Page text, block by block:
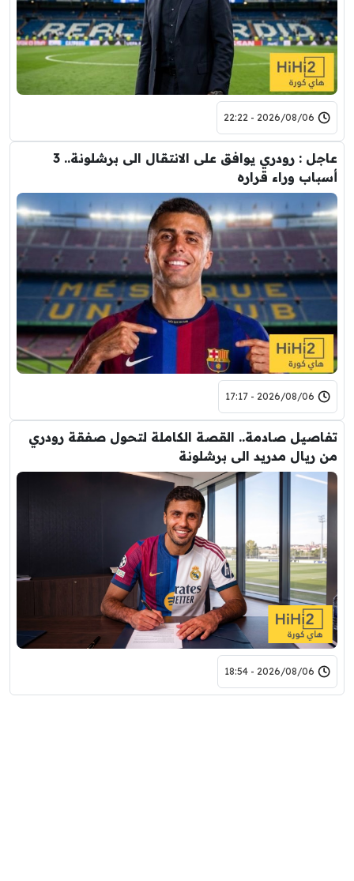
2026/08/06 - 22:22
عاجل : رودري يوافق على الانتقال الى برشلونة.. 3
أسباب وراء قراره
2026/08/06 - 17:17
تفاصيل صادمة.. القصة الكاملة لتحول صفقة رودري
من ريال مدريد الى برشلونة
2026/08/06 - 18:54